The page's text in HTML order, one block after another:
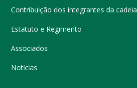
Contribuição dos integrantes da cadeia
Estatuto e Regimento
Associados
Notícias